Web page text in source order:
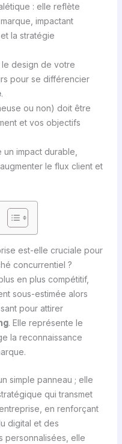
: elle reflète
impactant
et la stratégie
le design de votre
pour se différencier
.
ou non) doit être
et vos objectifs
impact durable,
le flux client et
est-elle cruciale pour
concurrentiel ?
en plus compétitif,
sous-estimée alors
pour attirer
. Elle représente le
la reconnaissance
simple panneau ; elle
qui transmet
en renforçant
digital et des
personnalisées, elle